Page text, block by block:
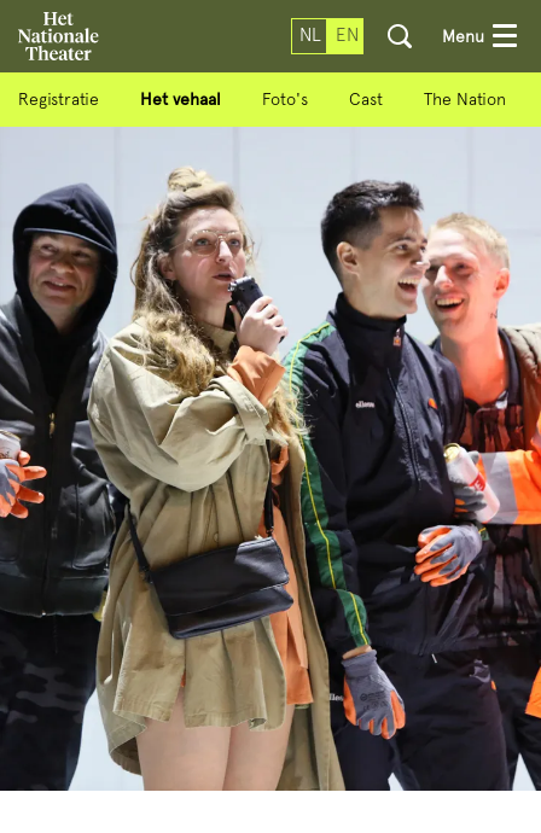
NL EN Menu
Registratie Het vehaal Foto's Cast The Nation